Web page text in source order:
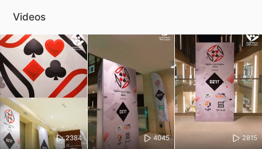
Videos
2384 4045 2815